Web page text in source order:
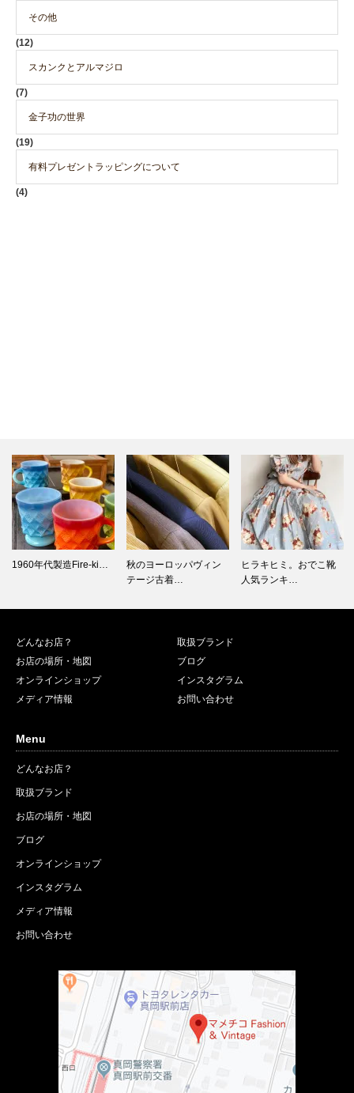
その他
(12)
スカンクとアルマジロ
(7)
金子功の世界
(19)
有料プレゼントラッピングについて
(4)
秋のヨーロッパヴィン
ヒラキヒミ。おでこ靴
人気ランキ…
U.S.ARMY仕様オールド
パ…
どんなお店？
取扱ブランド
お店の場所・地図
ブログ
オンラインショップ
インスタグラム
メディア情報
お問い合わせ
Menu
どんなお店？
取扱ブランド
お店の場所・地図
ブログ
オンラインショップ
インスタグラム
メディア情報
お問い合わせ